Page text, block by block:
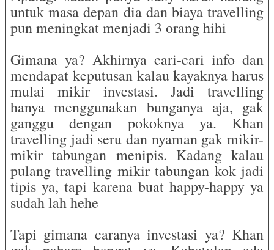
untuk masa depan dia dan biaya travelling
pun meningkat menjadi 3 orang hihi
Gimana ya? Akhirnya cari-cari info dan
mendapat keputusan kalau kayaknya harus
mulai mikir investasi. Jadi travelling
hanya menggunakan bunganya aja, gak
ganggu dengan pokoknya ya. Khan
travelling jadi seru dan nyaman gak mikir-
mikir tabungan menipis. Kadang kalau
pulang travelling mikir tabungan kok jadi
tipis ya, tapi karena buat happy-happy ya
sudah lah hehe
Tapi gimana caranya investasi ya? Khan